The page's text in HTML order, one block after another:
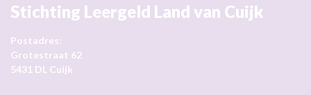
Stichting Leergeld Land van Cuijk
Postadres:
Grotestraat 62
5431 DL Cuijk